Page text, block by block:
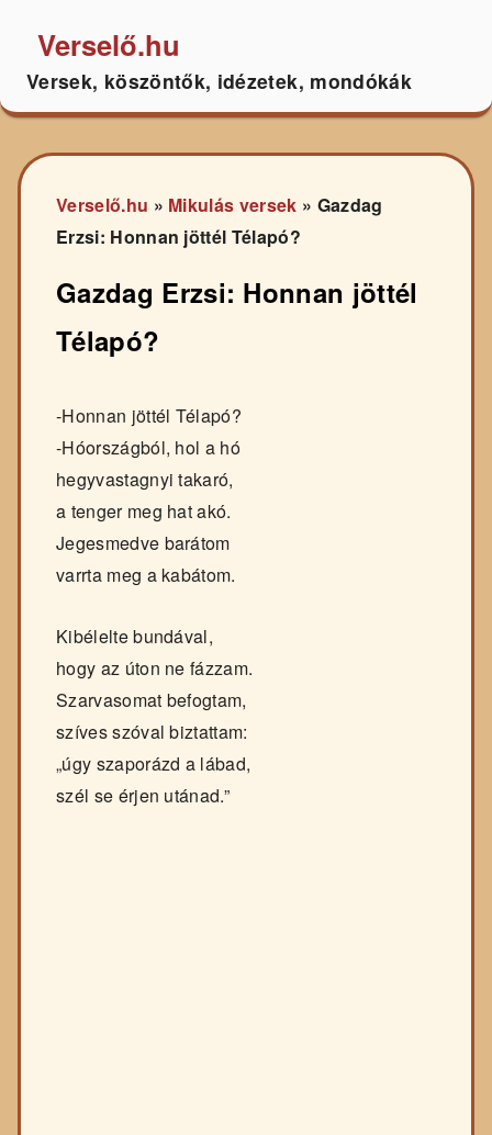
Verselő.hu
Versek, köszöntők, idézetek, mondókák
Verselő.hu » Mikulás versek » Gazdag
Erzsi: Honnan jöttél Télapó?
Gazdag Erzsi: Honnan jöttél
Télapó?
-Honnan jöttél Télapó?
-Hóországból, hol a hó
hegyvastagnyi takaró,
a tenger meg hat akó.
Jegesmedve barátom
varrta meg a kabátom.
Kibélelte bundával,
hogy az úton ne fázzam.
Szarvasomat befogtam,
szíves szóval biztattam:
„úgy szaporázd a lábad,
szél se érjen utánad.”